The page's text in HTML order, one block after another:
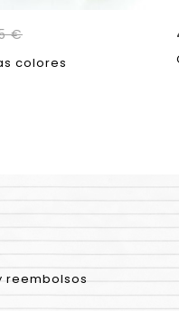
€
colores
reembolsos